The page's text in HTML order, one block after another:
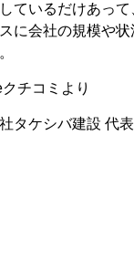
ているだけあっ
に会社の規模や
チコミより
タケシバ建設 代